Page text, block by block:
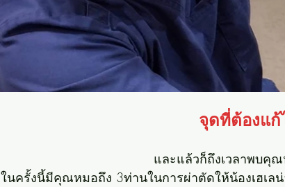
จุดที่ต้องแก้
และแล้วก็ถึงเวลาพบคุ
ในครั้งนี้มีคุณหมอถึง 3ท่านในการผ่าตัดให้น้องเฮเ